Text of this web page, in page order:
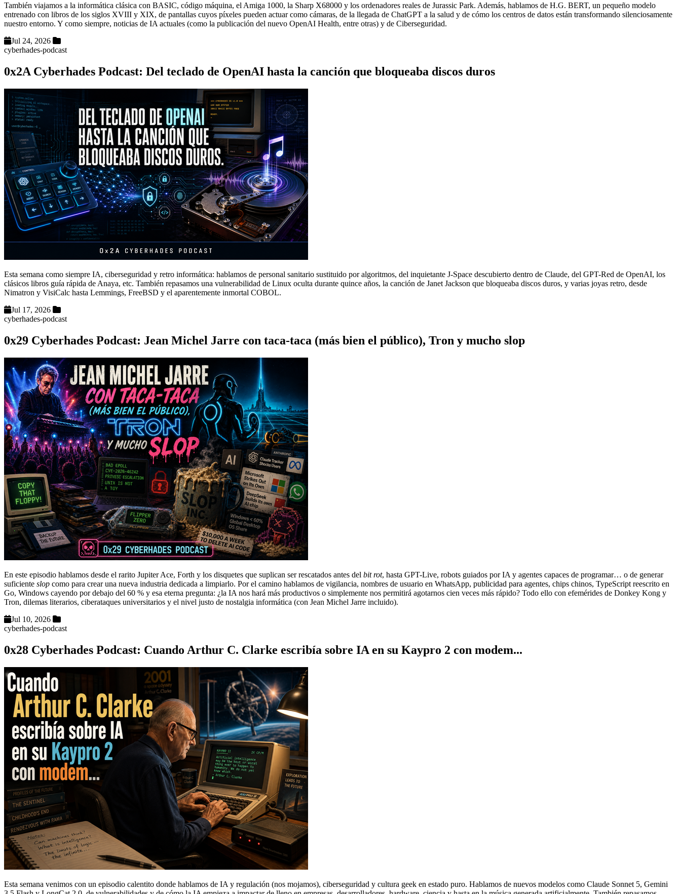
También viajamos a la informática clásica con BASIC, código máquina, el Amiga 1000, la Sharp X68000 y los ordenadores reales de Jurassic Park. Además, hablamos de H.G. BERT, un pequeño modelo
entrenado con libros de los siglos XVIII y XIX, de pantallas cuyos píxeles pueden actuar como cámaras, de la llegada de ChatGPT a la salud y de cómo los centros de datos están transformando silenciosamente
nuestro entorno. Y como siempre, noticias de IA actuales (como la publicación del nuevo OpenAI Health, entre otras) y de Ciberseguridad.
Jul 24, 2026
cyberhades-podcast
0x2A Cyberhades Podcast: Del teclado de OpenAI hasta la canción que bloqueaba discos duros
Esta semana como siempre IA, ciberseguridad y retro informática: hablamos de personal sanitario sustituido por algoritmos, del inquietante J-Space descubierto dentro de Claude, del GPT-Red de OpenAI, los
clásicos libros guía rápida de Anaya, etc. También repasamos una vulnerabilidad de Linux oculta durante quince años, la canción de Janet Jackson que bloqueaba discos duros, y varias joyas retro, desde
Nimatron y VisiCalc hasta Lemmings, FreeBSD y el aparentemente inmortal COBOL.
Jul 17, 2026
cyberhades-podcast
0x29 Cyberhades Podcast: Jean Michel Jarre con taca-taca (más bien el público), Tron y mucho slop
En este episodio hablamos desde el rarito Jupiter Ace, Forth y los disquetes que suplican ser rescatados antes del bit rot, hasta GPT-Live, robots guiados por IA y agentes capaces de programar… o de generar
suficiente slop como para crear una nueva industria dedicada a limpiarlo. Por el camino hablamos de vigilancia, nombres de usuario en WhatsApp, publicidad para agentes, chips chinos, TypeScript reescrito en
Go, Windows cayendo por debajo del 60 % y esa eterna pregunta: ¿la IA nos hará más productivos o simplemente nos permitirá agotarnos cien veces más rápido? Todo ello con efemérides de Donkey Kong y
Tron, dilemas literarios, ciberataques universitarios y el nivel justo de nostalgia informática (con Jean Michel Jarre incluido).
Jul 10, 2026
cyberhades-podcast
0x28 Cyberhades Podcast: Cuando Arthur C. Clarke escribía sobre IA en su Kaypro 2 con modem...
Esta semana venimos con un episodio calentito donde hablamos de IA y regulación (nos mojamos), ciberseguridad y cultura geek en estado puro. Hablamos de nuevos modelos como Claude Sonnet 5, Gemini